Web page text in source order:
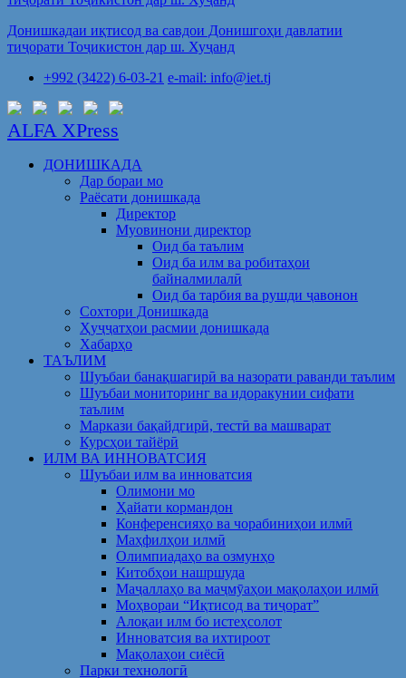
Донишкадаи иқтисод ва савдои Донишгоҳи давлатии
тиҷорати Тоҷикистон дар ш. Хуҷанд
+992 (3422) 6-03-21 e-mail: info@iet.tj
ALFA XPress
ДОНИШКАДА
Дар бораи мо
Раёсати донишкада
Директор
Муовинони директор
Оид ба таълим
Оид ба илм ва робитаҳои
байналмилалӣ
Оид ба тарбия ва рушди ҷавонон
Сохтори Донишкада
Ҳуҷҷатҳои расмии донишкада
Хабарҳо
ТАЪЛИМ
Шуъбаи банақшагирӣ ва назорати раванди таълим
Шуъбаи мониторинг ва идоракунии сифати
таълим
Маркази бақайдгирӣ, тестӣ ва машварат
Курсҳои тайёрӣ
ИЛМ ВА ИННОВАТСИЯ
Шуъбаи илм ва инноватсия
Олимони мо
Ҳайати кормандон
Конференсияҳо ва чорабиниҳои илмӣ
Маҳфилҳои илмӣ
Олимпиадаҳо ва озмунҳо
Китобҳои нашршуда
Маҷаллаҳо ва маҷмӯаҳои мақолаҳои илмӣ
Моҳвораи “Иқтисод ва тиҷорат”
Алоқаи илм бо истеҳсолот
Инноватсия ва ихтироот
Мақолаҳои сиёсӣ
Парки технологӣ